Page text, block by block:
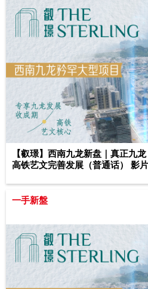
【叡璟】西南九龙新盘｜真正九
高铁艺文完善发展（普通话） 影
一手新盤